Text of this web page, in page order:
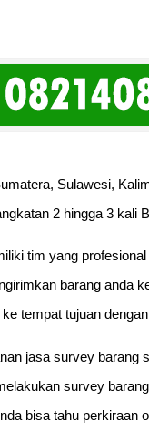
Sulawesi,
2 hingga 3 kali
tim yang
barang anda
tempat tujuan
jasa survey
survey
bisa tahu perkiraan